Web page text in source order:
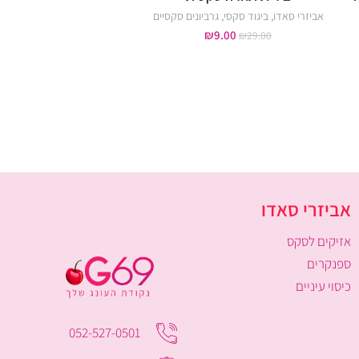
אביזרי סאדו,ביגוד סקסי,גרביונים סקסיים
₪29.00
₪9.00
אביזרי סאדו
אזיקים לסקס
ספנקרים
כיסוי עיניים
052-527-0501